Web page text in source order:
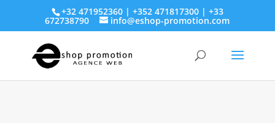
+32 471952360 | +352 471817300 | +33
672738790 info@eshop-promotion.com